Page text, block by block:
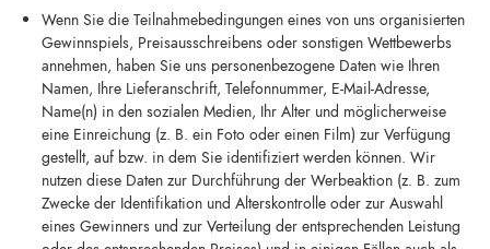
Wenn Sie die Teilnahmebedingungen eines von uns organisierten
Gewinnspiels, Preisausschreibens oder sonstigen Wettbewerbs
annehmen, haben Sie uns personenbezogene Daten wie Ihren
Namen, Ihre Lieferanschrift, Telefonnummer, E-Mail-Adresse,
Name(n) in den sozialen Medien, Ihr Alter und möglicherweise
eine Einreichung (z. B. ein Foto oder einen Film) zur Verfügung
gestellt, auf bzw. in dem Sie identifiziert werden können. Wir
nutzen diese Daten zur Durchführung der Werbeaktion (z. B. zum
Zwecke der Identifikation und Alterskontrolle oder zur Auswahl
eines Gewinners und zur Verteilung der entsprechenden Leistung